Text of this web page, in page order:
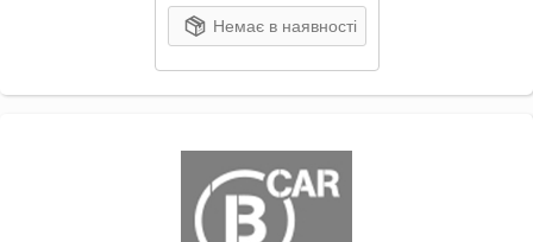
Немає в наявності